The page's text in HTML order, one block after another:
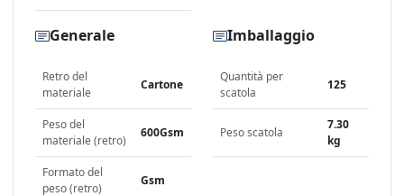
Generale
Retro del
materiale
Cartone
Peso del
materiale (retro)
600Gsm
Formato del
peso (retro)
Gsm
Imballaggio
Quantità per
scatola
125
Peso scatola
7.30
kg